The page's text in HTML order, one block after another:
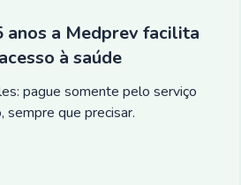
anos a Medprev facilita
à saúde
pague somente pelo serviço
sempre que precisar.